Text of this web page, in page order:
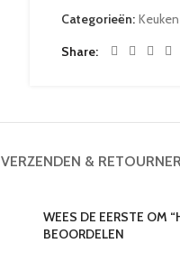
Categorieën:
Share
VERZENDEN &
WEES DE EERSTE OM
BEOORDELEN